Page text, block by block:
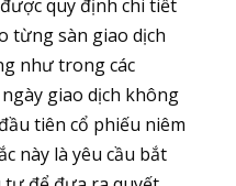
quy định chi tiết
từng sàn giao dịch
như trong các
giao dịch không
tiên cổ phiếu niêm
này là yêu cầu bắt